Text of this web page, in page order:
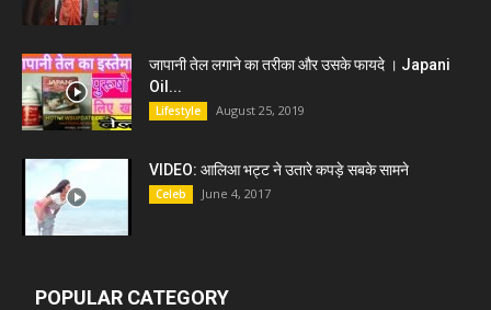
जापानी तेल लगाने का तरीका और उसके फायदे । Japani
Oil...
Lifestyle August 25, 2019
VIDEO: आलिआ भट्ट ने उतारे कपड़े सबके सामने
Celeb June 4, 2017
POPULAR CATEGORY